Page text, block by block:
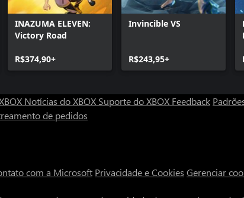
INAZUMA ELEVEN:
Victory Road
R$374,90+
Invincible VS
R$243,95+
Notícias do XBOX Suporte do XBOX Feedback
de pedidos
com a Microsoft Privacidade e Cookies Gerenciar